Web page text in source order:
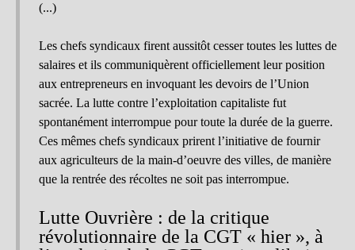
(...)
Les chefs syndicaux firent aussitôt cesser toutes les luttes de
salaires et ils communiquèrent officiellement leur position
aux entrepreneurs en invoquant les devoirs de l’Union
sacrée. La lutte contre l’exploitation capitaliste fut
spontanément interrompue pour toute la durée de la guerre.
Ces mêmes chefs syndicaux prirent l’initiative de fournir
aux agriculteurs de la main-d’oeuvre des villes, de manière
que la rentrée des récoltes ne soit pas interrompue.
Lutte Ouvrière : de la critique
révolutionnaire de la CGT « hier », à